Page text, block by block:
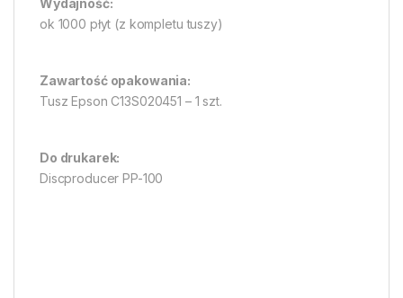
Wydajność:
ok 1000 płyt (z kompletu tuszy)
Zawartość opakowania:
Tusz Epson C13S020451 – 1 szt.
Do drukarek:
Discproducer PP-100